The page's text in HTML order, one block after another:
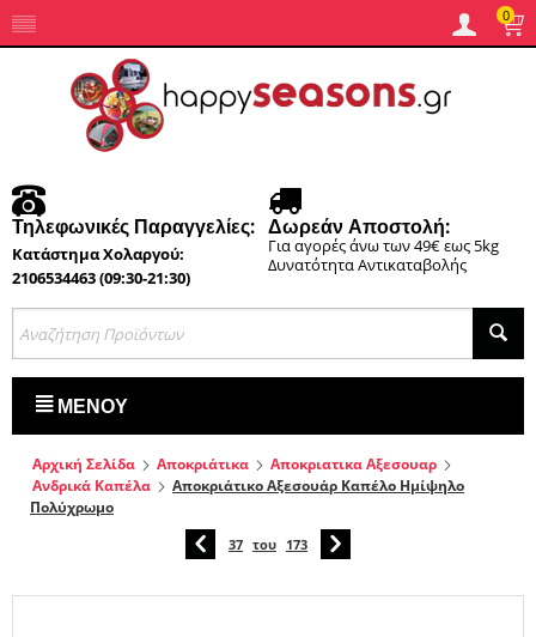
0
Τηλεφωνικές Παραγγελίες:
Κατάστημα Χολαργού:
2106534463 (09:30-21:30)
Δωρεάν Αποστολή:
Για αγορές άνω των 49€ εως 5kg
Δυνατότητα Αντικαταβολής
ΜΕΝΟΎ
Αρχική Σελίδα Αποκριάτικα
Αποκριατικα Αξεσουαρ
Ανδρικά Καπέλα
Αποκριάτικο Αξεσουάρ Καπέλο Ημίψηλο
Πολύχρωμο
37 του 173